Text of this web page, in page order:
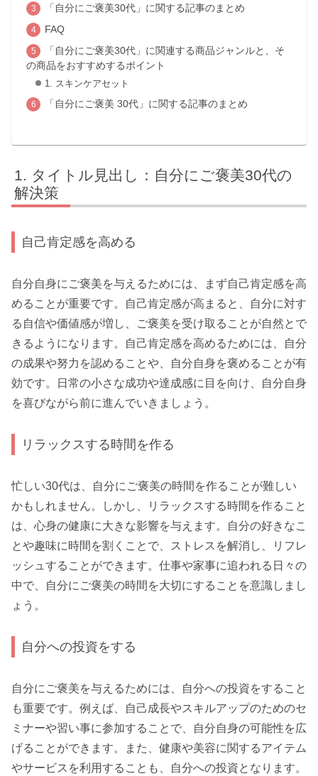
「自分にご褒美30代」に関する記事のまとめ
FAQ
「自分にご褒美30代」に関連する商品ジャンルと、そ
の商品をおすすめするポイント
1. スキンケアセット
「自分にご褒美 30代」に関する記事のまとめ
タイトル見出し：自分にご褒美30代の
解決策
自己肯定感を高める
自分自身にご褒美を与えるためには、まず自己肯定感を高
めることが重要です。自己肯定感が高まると、自分に対す
る自信や価値感が増し、ご褒美を受け取ることが自然とで
きるようになります。自己肯定感を高めるためには、自分
の成果や努力を認めることや、自分自身を褒めることが有
効です。日常の小さな成功や達成感に目を向け、自分自身
を喜びながら前に進んでいきましょう。
リラックスする時間を作る
忙しい30代は、自分にご褒美の時間を作ることが難しい
かもしれません。しかし、リラックスする時間を作ること
は、心身の健康に大きな影響を与えます。自分の好きなこ
とや趣味に時間を割くことで、ストレスを解消し、リフレ
ッシュすることができます。仕事や家事に追われる日々の
中で、自分にご褒美の時間を大切にすることを意識しまし
ょう。
自分への投資をする
自分にご褒美を与えるためには、自分への投資をすること
も重要です。例えば、自己成長やスキルアップのためのセ
ミナーや習い事に参加することで、自分自身の可能性を広
げることができます。また、健康や美容に関するアイテム
やサービスを利用することも、自分への投資となります。